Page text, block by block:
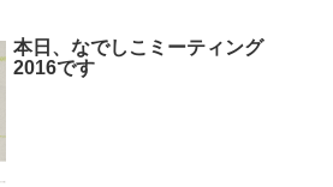
本日、なでしこミーティング
2016です